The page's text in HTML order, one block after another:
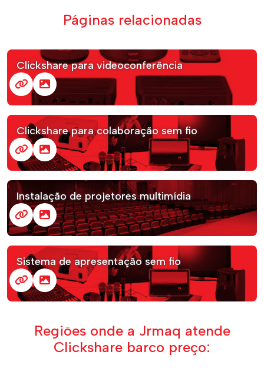
Páginas relacionadas
Clickshare para videoconferência
Clickshare para colaboração sem fio
Instalação de projetores multimídia
Sistema de apresentação sem fio
Regiões onde a Jrmaq atende
Clickshare barco preço: